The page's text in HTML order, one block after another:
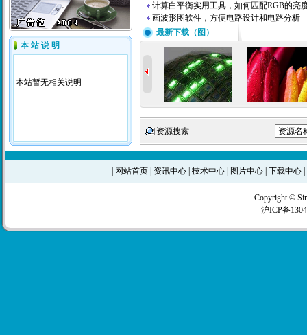
本 站 说 明
本站暂无相关说明
计算白平衡实用工具，如何匹配RGB的亮
画波形图软件，方便电路设计和电路分析
最新下载（图）
资源搜索
网站首页 资讯中心 技术中心 图片中心 下载中心
Copyright ©
沪ICP备